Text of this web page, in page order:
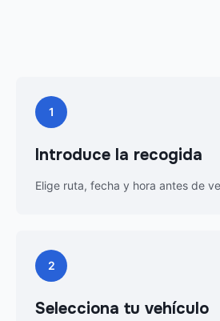
1
Introduce la recogida
Elige ruta, fecha y hora antes de
2
Selecciona tu vehículo